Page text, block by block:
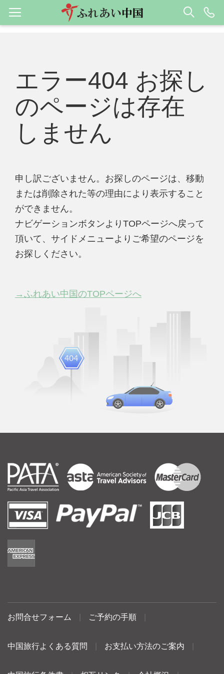
エラー404 お探し
のページは存在
しません
申し訳ございません。お探しのページは、移動
または削除された等の理由により表示すること
ができません。
ナビゲーションボタンよりTOPページへ戻って
頂いて、サイドメニューよりご希望のページを
お探しください。
→ふれあい中国のTOPページへ
お問合せフォーム ご予約の手順
中国旅行よくある質問 お支払い方法のご案内